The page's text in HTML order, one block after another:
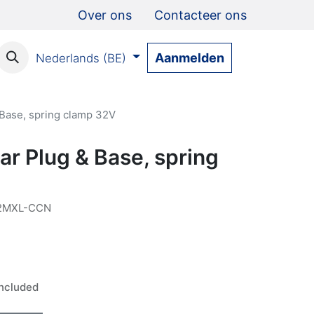
Over ons Contacteer ons
Nederlands (BE) Aanmelden
spring clamp 32V
Plug & Base, spring
CCN